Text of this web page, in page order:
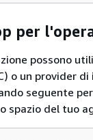
per
possono
o un provider
seguente
spazio del tuo